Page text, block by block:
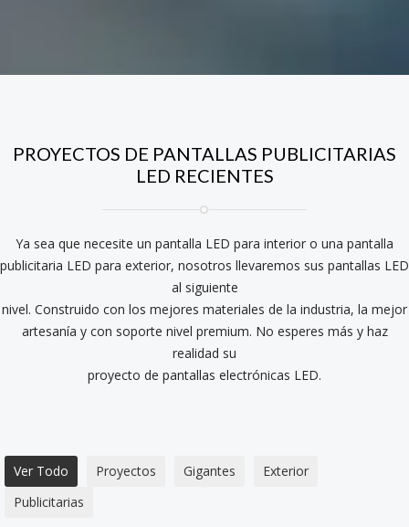
PROYECTOS DE PANTALLAS PUBLICITARIAS
LED RECIENTES
Ya sea que necesite un pantalla LED para interior o una pantalla
publicitaria LED para exterior, nosotros llevaremos sus pantallas LED
al siguiente
nivel. Construido con los mejores materiales de la industria, la mejor
artesanía y con soporte nivel premium. No esperes más y haz
realidad su
proyecto de pantallas electrónicas LED.
Ver Todo Proyectos Gigantes
Exterior
Publicitarias